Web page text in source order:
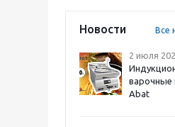
Новости Все
2 июля
варочные
Abat